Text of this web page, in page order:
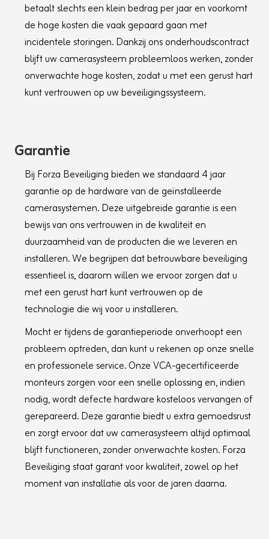
60 Hz: 30 fps (1920 × 1080, 1280 × 960, 1280
× 720, 704 × 480, 640 × 480, 352 × 240)
Video Bit Rate32 kbps to 16384 kbps
H.264 TypeBaseline Profile/Main Profile/High
Profile
H.265 TypeMain profile
Scalable Video Coding (SVC)H.264 and H.265
encoding
Audio Bit Rate64 Kbps (G.711)/16 Kbps
(G.722.1)/16 Kbps (G.726)/32-192 Kbps
(MP2L2)
Audio Sampling Rate8 kHz/16 kHz/32 kHz/48
kHz
Environment Noise FilteringYes
Network
Network StorageNAS (NFS, SMB/CIFS), auto
network replenishment (ANR)
ProtocolsIPv4/IPv6, HTTP, HTTPS, 802.1x, QoS,
FTP, SMTP, UPnP, SNMP, DNS, DDNS, NTP,
RTSP, RTCP, RTP, TCP/IP, UDP, IGMP, ICMP,
DHCP, PPPoE, Bonjour
APIOpen Network Video Interface (Version
19.12, Profile S, Profile G, Profile T), ISAPI, SDK,
ISUP
Simultaneous Live ViewUp to 20 channels
User/HostUp to 32 users, 3 user levels:
administrator, operator, and user
SecurityPassword protection, complicated
password, HTTPS encryption, 802.1X
authentication (EAP-TLS, EAP-LEAP, EAP-MD5),
watermark, IP address filter, basic and digest
authentication for HTTP/HTTPS, RTP/RTSP
over HTTPS, control timeout settings, security
audit log, TLS 1.2, TLS 1.3, host authentication
(MAC address)
ClientiVMS-4200, HikCentral Pro, Hik-Connect
Web BrowserChrome 57.0+, Firefox 52.0+,
betaalt slechts een klein bedrag per jaar en voorkomt
de hoge kosten die vaak gepaard gaan met
incidentele storingen. Dankzij ons onderhoudscontract
blijft uw camerasysteem probleemloos werken, zonder
onverwachte hoge kosten, zodat u met een gerust hart
kunt vertrouwen op uw beveiligingssysteem.
Garantie
Bij Forza Beveiliging bieden we standaard 4 jaar
garantie op de hardware van de geïnstalleerde
camerasystemen. Deze uitgebreide garantie is een
bewijs van ons vertrouwen in de kwaliteit en
duurzaamheid van de producten die we leveren en
installeren. We begrijpen dat betrouwbare beveiliging
essentieel is, daarom willen we ervoor zorgen dat u
met een gerust hart kunt vertrouwen op de
technologie die wij voor u installeren.
Mocht er tijdens de garantieperiode onverhoopt een
probleem optreden, dan kunt u rekenen op onze snelle
en professionele service. Onze VCA-gecertificeerde
monteurs zorgen voor een snelle oplossing en, indien
nodig, wordt defecte hardware kosteloos vervangen of
gerepareerd. Deze garantie biedt u extra gemoedsrust
en zorgt ervoor dat uw camerasysteem altijd optimaal
blijft functioneren, zonder onverwachte kosten. Forza
Beveiliging staat garant voor kwaliteit, zowel op het
moment van installatie als voor de jaren daarna.